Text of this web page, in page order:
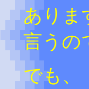
ありま
言うの
でも、